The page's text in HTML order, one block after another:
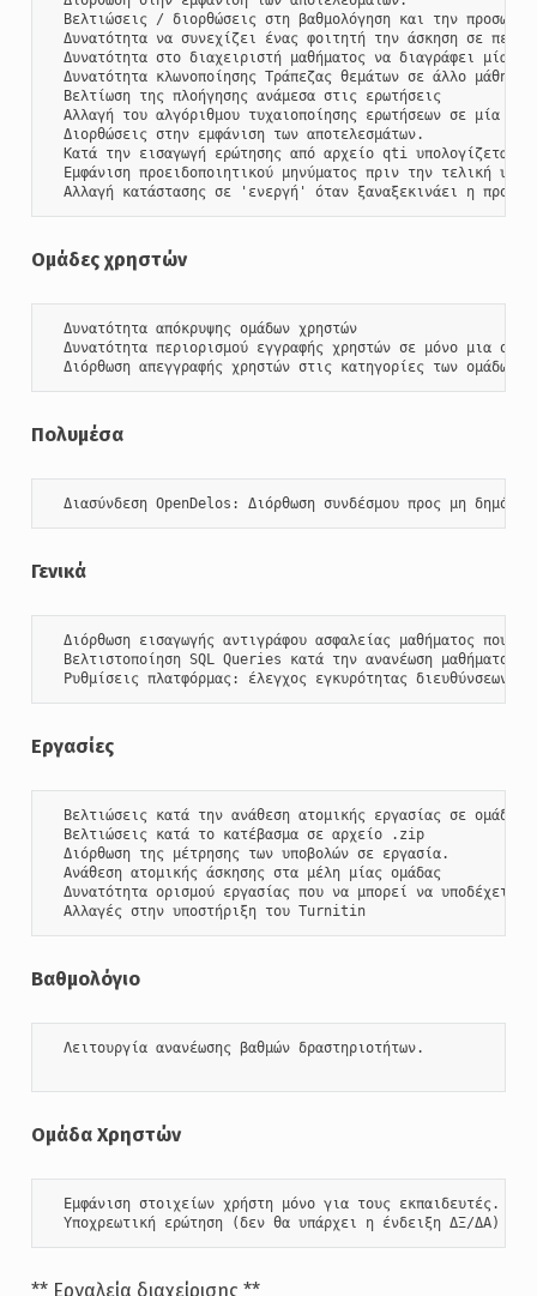
Βελτιώσεις / διορθώσεις στη βαθμολόγηση και την
Δυνατότητα να συνεχίζει ένας φοιτητή την άσκηση σε
Δυνατότητα στο διαχειριστή μαθήματος να διαγράφει μία
Δυνατότητα κλωνοποίησης Τράπεζας θεμάτων σε άλλο μάθημα
  Βελτίωση της πλοήγησης ανάμεσα στις ερωτήσεις
Αλλαγή του αλγόριθμου τυχαιοποίησης ερωτήσεων σε μία
  Διορθώσεις στην εμφάνιση των αποτελεσμάτων.
Κατά την εισαγωγή ερώτησης από αρχείο qti υπολογίζεται
Εμφάνιση προειδοποιητικού μηνύματος πριν την τελική
Αλλαγή κατάστασης σε 'ενεργή' όταν ξαναξεκινάει η
Ομάδες χρηστών
  Δυνατότητα απόκρυψης ομάδων χρηστών
Δυνατότητα περιορισμού εγγραφής χρηστών σε μόνο μια
Διόρθωση απεγγραφής χρηστών στις κατηγορίες των ομάδων
Πολυμέσα
Διασύνδεση OpenDelos: Διόρθωση συνδέσμου προς μη
Γενικά
Διόρθωση εισαγωγής αντιγράφου ασφαλείας μαθήματος που
  Βελτιστοποίηση SQL Queries κατά την ανανέωση μαθήματος
Ρυθμίσεις πλατφόρμας: έλεγχος εγκυρότητας διευθύνσεων
Εργασίες
  Βελτιώσεις κατά την ανάθεση ατομικής εργασίας σε ομάδες.
  Βελτιώσεις κατά το κατέβασμα σε αρχείο .zip
  Διόρθωση της μέτρησης των υποβολών σε εργασία.
  Ανάθεση ατομικής άσκησης στα μέλη μίας ομάδας
Δυνατότητα ορισμού εργασίας που να μπορεί να
  Αλλαγές στην υποστήριξη του Turnitin
Βαθμολόγιο
  Λειτουργία ανανέωσης βαθμών δραστηριοτήτων.
Ομάδα Χρηστών
  Εμφάνιση στοιχείων χρήστη μόνο για τους εκπαιδευτές.
  Υποχρεωτική ερώτηση (δεν θα υπάρχει η ένδειξη ΔΞ/ΔΑ)
** Εργαλεία διαχείρισης **